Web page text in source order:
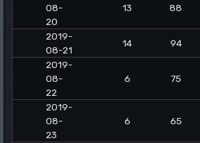
08-
20
13 88
2019-
08-21
14 94
2019-
08-
22
6 75
2019-
08-
23
6 65